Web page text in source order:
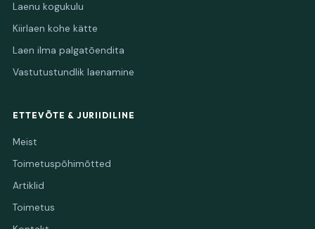
Laenu kogukulu
Kiirlaen kohe kätte
Laen ilma palgatõendita
Vastutustundlik laenamine
ETTEVÕTE & JURIIDILINE
Meist
Toimetuspõhimõtted
Artiklid
Toimetus